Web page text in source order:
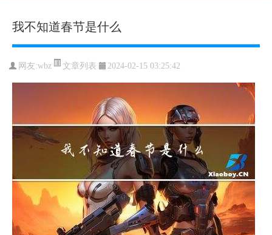
我不知道春节是什么
网友:wbz 文章列表 2024-02-15 03:25:42